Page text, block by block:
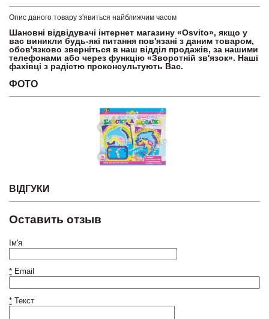
Опис даного товару з'явиться найближчим часом
Шановні відвідувачі інтернет магазину «Osvito», якщо у
вас виникли будь-які питання пов'язані з даним товаром,
обов'язково зверніться в наш відділ продажів, за нашими
телефонами або через функцію «Зворотній зв'язок». Наші
фахівці з радістю проконсультують Вас.
ФОТО
ВІДГУКИ
Оставить отзыв
Ім'я
* Email
* Текст